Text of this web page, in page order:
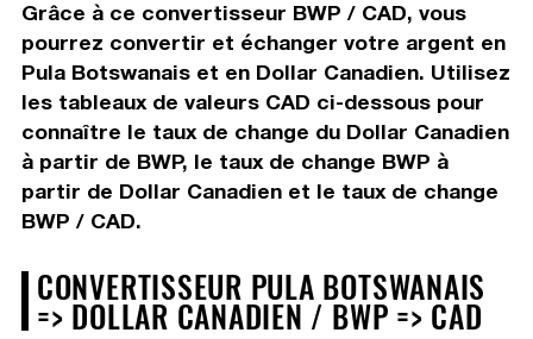
Grâce à ce convertisseur BWP / CAD, vous
pourrez convertir et échanger votre argent en
Pula Botswanais et en Dollar Canadien. Utilisez
les tableaux de valeurs CAD ci-dessous pour
connaître le taux de change du Dollar Canadien
à partir de BWP, le taux de change BWP à
partir de Dollar Canadien et le taux de change
BWP / CAD.
CONVERTISSEUR PULA BOTSWANAIS
=> DOLLAR CANADIEN / BWP => CAD